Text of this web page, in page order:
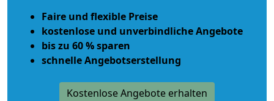
Faire und flexible Preise
kostenlose und unverbindliche Angebote
bis zu 60 % sparen
schnelle Angebotserstellung
Kostenlose Angebote erhalten